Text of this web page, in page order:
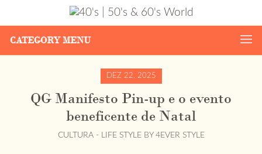
CATEGORY MENU
DEZ 22, 2025
QG Manifesto Pin-up e o evento
beneficente de Natal
CULTURA - LIFE STYLE BY 4EVER STYLE